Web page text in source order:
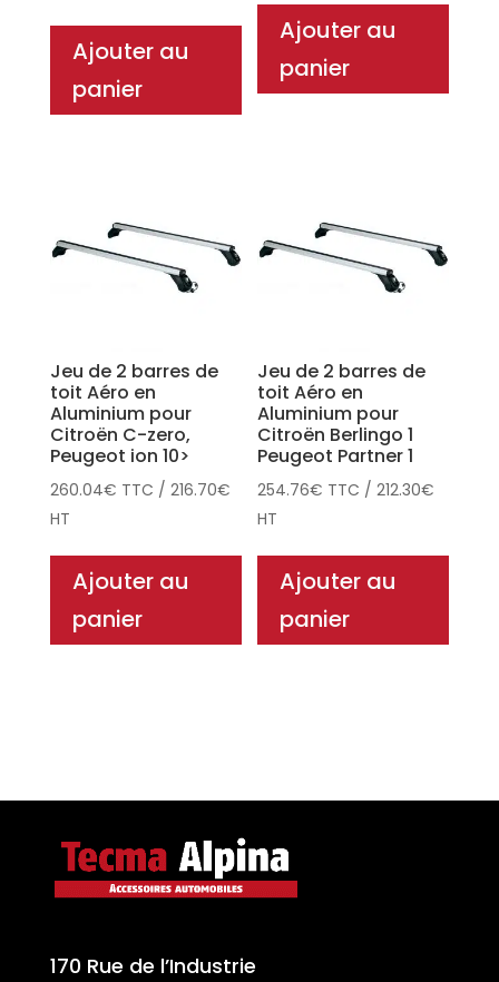
Ajouter au
panier
Ajouter au
panier
Jeu de 2 barres de
toit Aéro en
Aluminium pour
Citroën C-zero,
Peugeot ion 10>
260.04€ TTC / 216.70€
HT
Ajouter au
panier
Jeu de 2 barres de
toit Aéro en
Aluminium pour
Citroën Berlingo 1
Peugeot Partner 1
254.76€ TTC /212.30€
HT
Ajouter au
panier
170 Rue de l’Industrie